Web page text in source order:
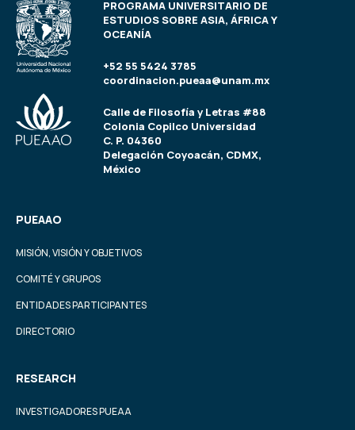
PROGRAMA UNIVERSITARIO DE
ESTUDIOS SOBRE ASIA, ÁFRICA Y
OCEANÍA
+52 55 5424 3785
coordinacion.pueaa@unam.mx
Calle de Filosofía y Letras #88
Colonia Copilco Universidad
C. P. 04360
Delegación Coyoacán, CDMX,
México
PUEAAO
MISIÓN, VISIÓN Y OBJETIVOS
COMITÉ Y GRUPOS
ENTIDADES PARTICIPANTES
DIRECTORIO
RESEARCH
INVESTIGADORES PUEAA